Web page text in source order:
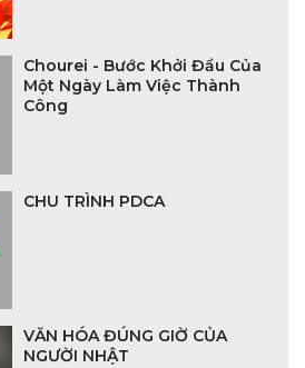
Chourei - Bước Khởi Đầu Của
Một Ngày Làm Việc Thành
Công
CHU TRÌNH PDCA
VĂN HÓA ĐÚNG GIỜ CỦA
NGƯỜI NHẬT